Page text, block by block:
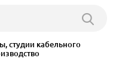
студии кабельного